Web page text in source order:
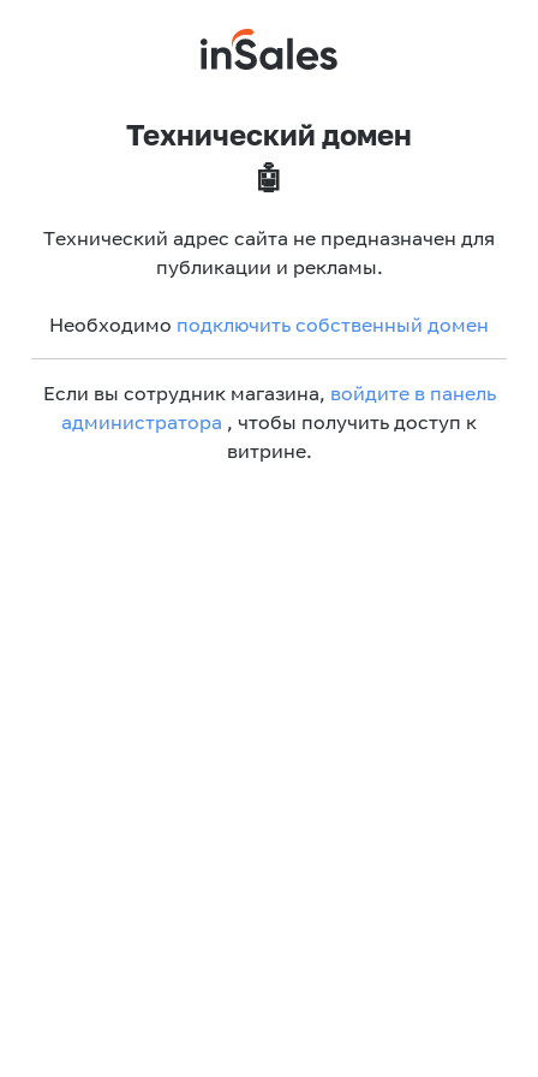
Технический домен
🤖
Технический адрес сайта не предназначен для
публикации и рекламы.
Необходимо подключить собственный домен
Если вы сотрудник магазина, войдите в панель
администратора , чтобы получить доступ к
витрине.